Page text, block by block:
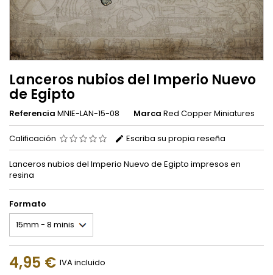
Lanceros nubios del Imperio Nuevo
de Egipto
Referencia MNIE-LAN-15-08 Marca Red Copper Miniatures
Calificación Escriba su propia reseña
Lanceros nubios del Imperio Nuevo de Egipto impresos en
resina
Formato
4,95 € IVA incluido